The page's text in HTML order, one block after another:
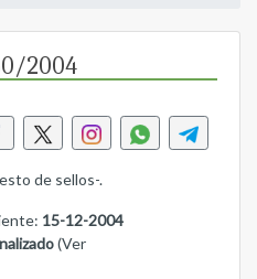
2004
de sellos-.
15-12-2004
(Ver